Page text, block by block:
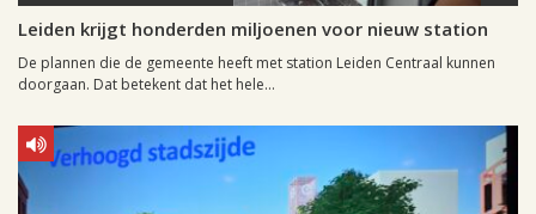
Leiden krijgt honderden miljoenen voor nieuw station
De plannen die de gemeente heeft met station Leiden Centraal kunnen
doorgaan. Dat betekent dat het hele...